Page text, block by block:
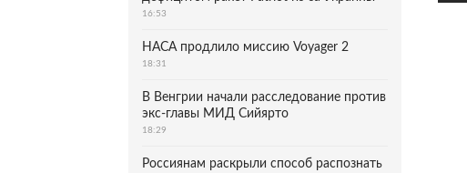
16:53
НАСА продлило миссию Voyager 2
18:31
В Венгрии начали расследование против
экс-главы МИД Сийярто
18:29
Россиянам раскрыли способ распознать